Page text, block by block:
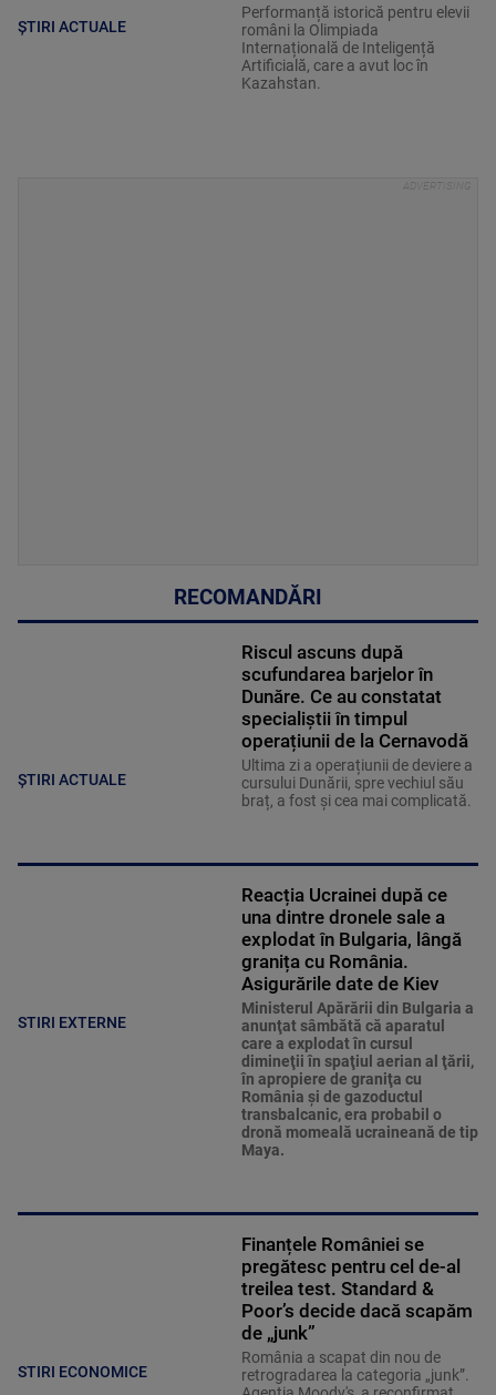
ȘTIRI ACTUALE
Performanță istorică pentru elevii
români la Olimpiada
Internațională de Inteligență
Artificială, care a avut loc în
Kazahstan.
RECOMANDĂRI
ȘTIRI ACTUALE
Riscul ascuns după
scufundarea barjelor în
Dunăre. Ce au constatat
specialiștii în timpul
operațiunii de la Cernavodă
Ultima zi a operațiunii de deviere a
cursului Dunării, spre vechiul său
braț, a fost și cea mai complicată.
STIRI EXTERNE
Reacția Ucrainei după ce
una dintre dronele sale a
explodat în Bulgaria, lângă
granița cu România.
Asigurările date de Kiev
Ministerul Apărării din Bulgaria a
anunţat sâmbătă că aparatul
care a explodat în cursul
dimineţii în spaţiul aerian al ţării,
în apropiere de graniţa cu
România şi de gazoductul
transbalcanic, era probabil o
dronă momeală ucraineană de tip
Maya.
STIRI ECONOMICE
Finanțele României se
pregătesc pentru cel de-al
treilea test. Standard &
Poor’s decide dacă scapăm
de „junk”
România a scapat din nou de
retrogradarea la categoria „junk”.